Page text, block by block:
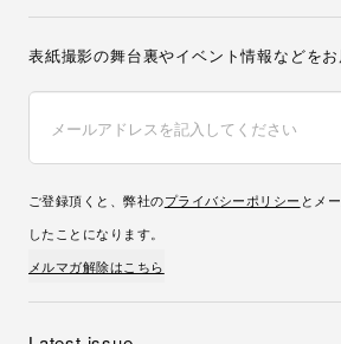
表紙撮影の舞台裏やイベント情報などをお
ご登録頂くと、弊社のプライバシーポリシー とメ
したことになります。
メルマガ解除はこちら